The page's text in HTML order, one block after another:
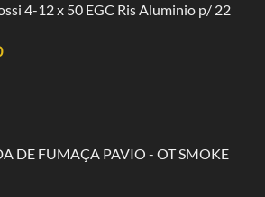
4-12 x 50 EGC Ris Aluminio p/ 22
DE FUMAÇA PAVIO - OT SMOKE